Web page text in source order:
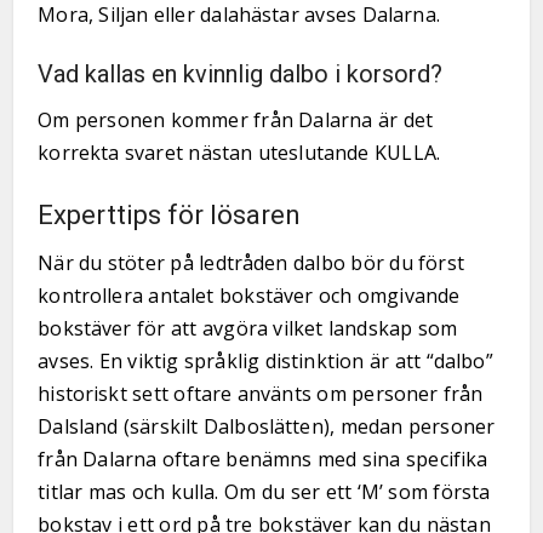
Mora, Siljan eller dalahästar avses Dalarna.
Vad kallas en kvinnlig dalbo i korsord?
Om personen kommer från Dalarna är det
korrekta svaret nästan uteslutande KULLA.
Experttips för lösaren
När du stöter på ledtråden dalbo bör du först
kontrollera antalet bokstäver och omgivande
bokstäver för att avgöra vilket landskap som
avses. En viktig språklig distinktion är att “dalbo”
historiskt sett oftare använts om personer från
Dalsland (särskilt Dalboslätten), medan personer
från Dalarna oftare benämns med sina specifika
titlar mas och kulla. Om du ser ett ‘M’ som första
bokstav i ett ord på tre bokstäver kan du nästan